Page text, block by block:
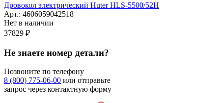
Дровокол электрический Huter HLS-5500/52H
Арт.: 4606059042518
Нет в наличии
37829 ₽
Не знаете номер детали?
Позвоните по телефону
8 (800) 775-06-00 или отправьте
запрос через контактную форму